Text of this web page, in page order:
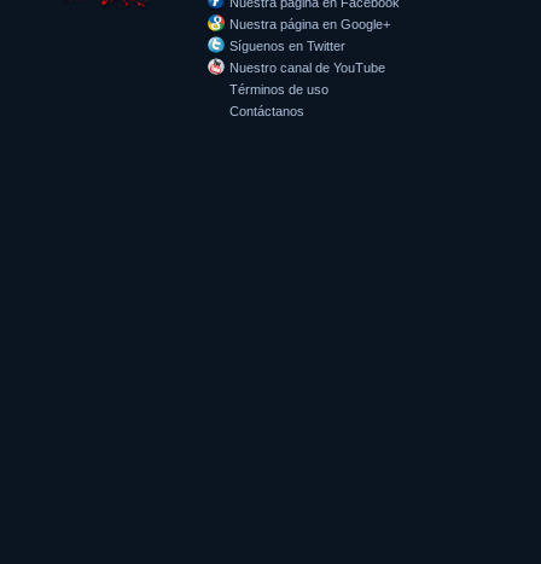
Nuestra página en Google+
Síguenos en Twitter
Nuestro canal de YouTube
Términos de uso
Contáctanos